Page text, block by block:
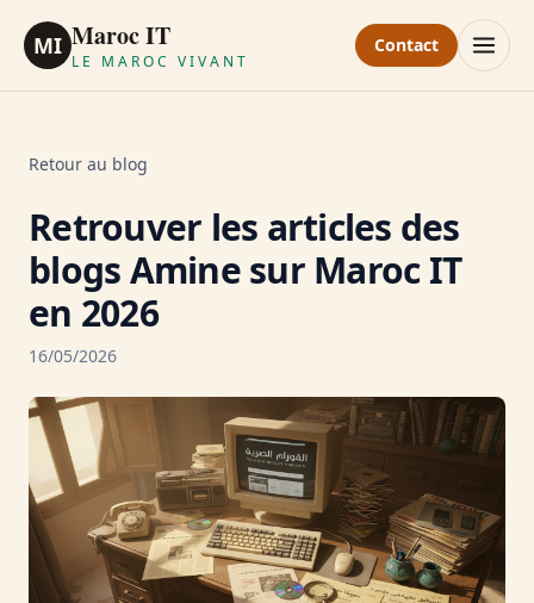
MI Maroc IT
LE MAROC VIVANT
Contact
Retour au blog
Retrouver les articles des
blogs Amine sur Maroc IT
en 2026
16/05/2026